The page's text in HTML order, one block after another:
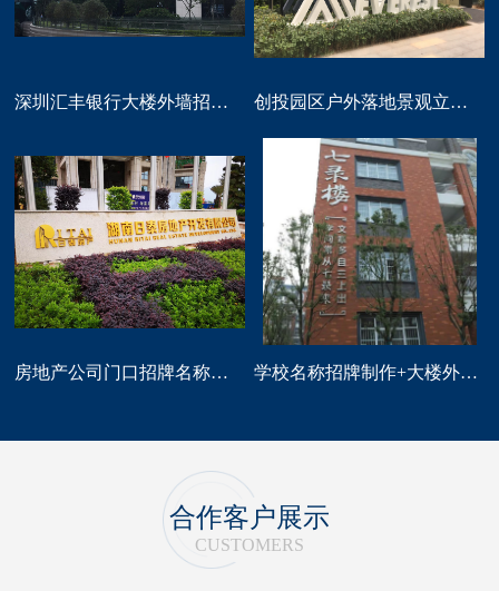
深圳汇丰银行大楼外墙招牌logo标识制作 创投园区户外落地景观立体字大型标识制作
房地产公司门口招牌名称广告字制作 学校名称招牌制作+大楼外墙字制作
合作客户展示
CUSTOMERS